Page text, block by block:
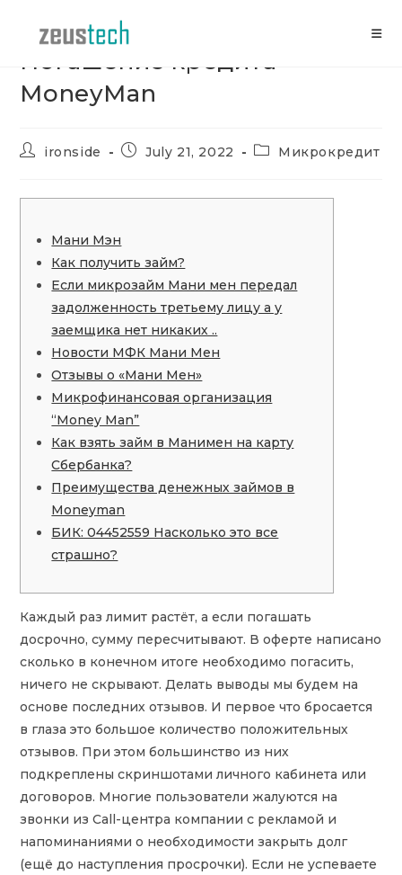
Погашение кредита
MoneyMan
Postironside
PostJuly 21, 2022
PostМикрокредит
Мани Мэн
Как получить займ?
Если микрозайм Мани мен передал
задолженность третьему лицу а у
заемщика нет никаких ..
Новости МФК Мани Мен
Отзывы о «Мани Мен»
Микрофинансовая организация
“Money Man”
Как взять займ в Манимен на карту
Сбербанка?
Преимущества денежных займов в
Moneyman
БИК: 04452559 Насколько это все
страшно?
Каждый раз лимит растёт, а если погашать
досрочно, сумму пересчитывают. В оферте написано
сколько в конечном итоге необходимо погасить,
ничего не скрывают. Делать выводы мы будем на
основе последних отзывов. И первое что бросается
в глаза это большое количество положительных
отзывов. При этом большинство из них
подкреплены скриншотами личного кабинета или
договоров. Многие пользователи жалуются на
звонки из Call-центра компании с рекламой и
напоминаниями о необходимости закрыть долг
(ещё до наступления просрочки). Если не успеваете